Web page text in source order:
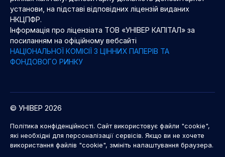
установи, на підставі відповідних ліцензій виданих
НКЦПФР.
Інформація про ліцензіата ТОВ «УНІВЕР КАПІТАЛ» за
посиланням на офіційному вебсайті
НАЦІОНАЛЬНОЇ КОМІСІЇ З ЦІННИХ ПАПЕРІВ ТА
ФОНДОВОГО РИНКУ
© УНІВЕР 2026
Політика конфіденційності. Сайт використовує файли "cookie",
які необхідні для персоналізації сервісів. Якщо ви не хочете
використання файлів "cookie", змініть налаштування браузера.